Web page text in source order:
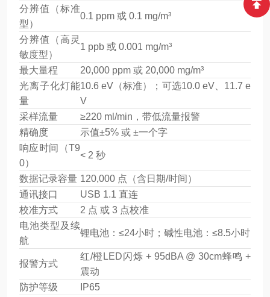
分辨值（标准
型）
0.1 ppm 或 0.1 mg/m³
分辨值（高灵
敏度型）
1 ppb 或 0.001 mg/m³
最大量程
20,000 ppm 或 20,000 mg/m³
光离子化灯能
量
10.6 eV（标准）；可选10.0 eV、11.7 e
V
采样流量
≥220 ml/min，带低流量报警
精确度
示值±5% 或 ±一个字
响应时间（T9
0）
< 2 秒
数据记录容量 120,000 点（含日期/时间）
通讯接口
USB 1.1 直连
校准方式
2 点 或 3 点校准
电池类型及续
航
锂电池：≤24小时；碱性电池：≤8.5小时
报警方式
红/橙LED闪烁 + 95dBA @ 30cm蜂鸣 +
震动
防护等级
IP65